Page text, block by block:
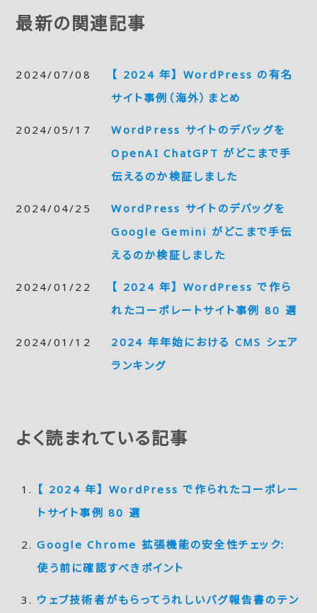
最新の関連記事
2024/07/08
【 2024 年】 WordPress の有名
サイト事例（海外）まとめ
2024/05/17
WordPress サイトのデバッグを
OpenAI ChatGPT がどこまで手
伝えるのか検証しました
2024/04/25
WordPress サイトのデバッグを
Google Gemini がどこまで手伝
えるのか検証しました
2024/01/22
【 2024 年】 WordPress で作ら
れたコーポレートサイト事例 80 選
2024/01/12
2024 年年始における CMS シェア
ランキング
よく読まれている記事
【 2024 年】 WordPress で作られたコーポレー
トサイト事例 80 選
Google Chrome 拡張機能の安全性チェック:
使う前に確認すべきポイント
ウェブ技術者がもらってうれしいバグ報告書のテン